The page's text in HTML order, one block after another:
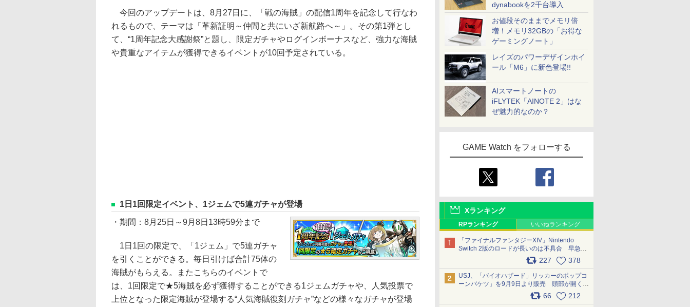
dynabookを2千台導入
お値段そのままでメモリ倍
増！メモリ32GBの「お得な
ゲーミングノート」
レイズのパワーデザインホイ
ール「M6」に新色登場!!
AIスマートノートの
iFLYTEK「AINOTE 2」はな
ぜ魅力的なのか？
GAME Watch をフォローする
Xランキング
RPランキング いいねランキング
「ファイナルファンタジーXIV」Nintendo
Switch 2版のロードが長いのは不具合 早急に
アップデートできるよう対応中227 378
USJ、「バイオハザード」リッカーのポップコ
ーンバケツ」を9月9日より販売 頭部が開く仕
組み。味は恐怖を堪のう「味噌フレーバー」
66 212
今回のアップデートは、8月27日に、「戦の海賊」の配信1周年を記念して行なわ
れるもので、テーマは「革新証明～仲間と共にいざ新航路へ～」。その第1弾とし
て、“1周年記念大感謝祭”と題し、限定ガチャやログインボーナスなど、強力な海賊
や貴重なアイテムが獲得できるイベントが10回予定されている。
1日1回限定イベント、1ジェムで5連ガチャが登場
・期間：8月25日～9月8日13時59分まで
1日1回の限定で、「1ジェム」で5連ガチャ
を引くことができる。毎日引けば合計75体の
海賊がもらえる。またこちらのイベントで
は、1回限定で★5海賊を必ず獲得することができる1ジェムガチャや、人気投票で
上位となった限定海賊が登場する“人気海賊復刻ガチャ”などの様々なガチャが登場